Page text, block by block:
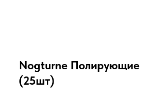
Nogturne Полирующие
(25шт)